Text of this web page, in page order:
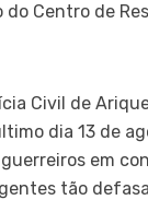
Centro de
Civil de
dia 13 de
em
tão